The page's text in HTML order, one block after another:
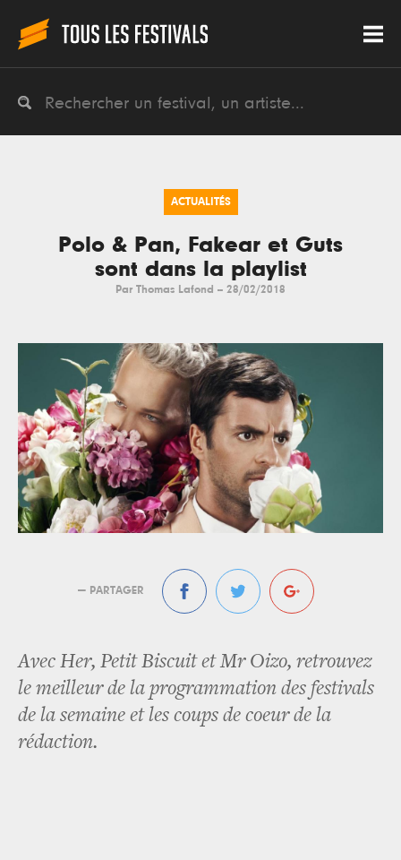
ACTUALITÉS
Polo & Pan, Fakear et Guts
sont dans la playlist
Par Thomas Lafond -- 28/02/2018
— PARTAGER
Avec Her, Petit Biscuit et Mr Oizo, retrouvez
le meilleur de la programmation des festivals
de la semaine et les coups de coeur de la
rédaction.